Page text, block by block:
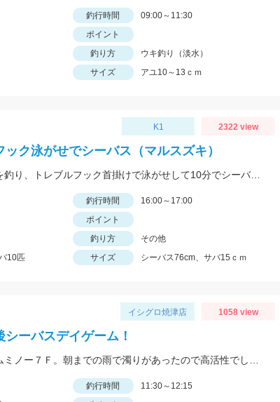
釣行時間
09:00～11:30
ポイント
釣り方
ウキ釣り（淡水）
サイズ アユ10～13ｃｍ
K1 2322 view
ク泳がせでシーバス（マルスズキ）
コマセ無し投げサビキで小鯖を釣り、トレブルフック首掛けで泳がせして10分でシーバスヒット。
釣行時間
16:00～17:00
ポイント
釣り方
その他
10匹 サイズ シーバス76cm、サバ15ｃｍ
イシグロ焼津店 1058 view
シーバスデイゲーム！
釣行時間
11:30～12:15